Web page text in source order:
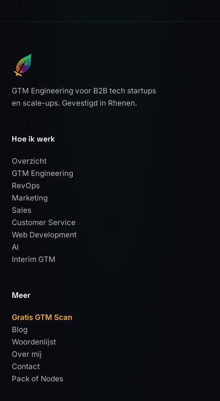
GTM Engineering voor B2B tech startups
en scale-ups. Gevestigd in Rhenen.
Hoe ik werk
Overzicht
GTM Engineering
RevOps
Marketing
Sales
Customer Service
Web Development
AI
Interim GTM
Meer
Gratis GTM Scan
Blog
Woordenlijst
Over mij
Contact
Pack of Nodes